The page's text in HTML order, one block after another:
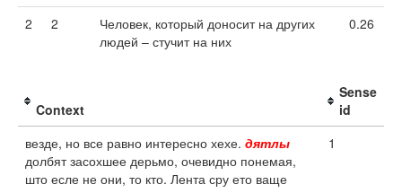
2 2
Человек, который доносит на других
людей – стучит на них
0.26
Context
Sense
id
везде, но все равно интересно хехе. дятлы
долбят засохшее дерьмо, очевидно понемая,
што есле не они, то кто. Лента сру ето ваще
1